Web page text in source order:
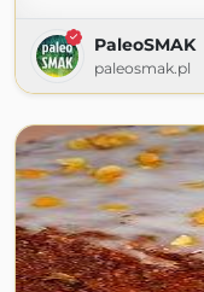
PaleoSMAK
paleosmak.pl